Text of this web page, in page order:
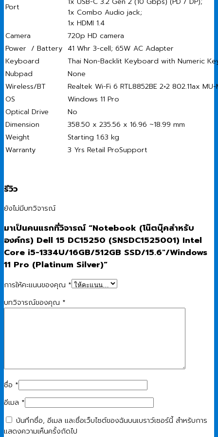
Port
1x Combo Audio jack;
1x HDMI 1.4
Camera
720p HD camera
Power / Battery 41 Whr 3-cell; 65W AC Adapter
Keyboard
Thai Non-Backlit Keyboard with Numeric
Nubpad
None
Wireless/BT
Realtek Wi-Fi 6 RTL8852BE 2×2 802.11ax
OS
Windows 11 Pro
Optical Drive
No
Dimension
358.50 x 235.56 x 16.96 ~18.99 mm
Weight
Starting 1.63 kg
Warranty
3 Yrs Retail ProSupport
รีวิว
ยังไม่มีบทวิจารณ์
มาเป็นคนแรกที่วิจารณ์ “Notebook (โน๊ตบุ๊คสำหรับ
องค์กร) Dell 15 DC15250 (SNSDC1525001) Intel
Core i5-1334U/16GB/512GB SSD/15.6″/Windows
11 Pro (Platinum Silver)”
การให้คะแนนของคุณ *
บทวิจารณ์ของคุณ *
ชื่อ *
อีเมล *
บันทึกชื่อ, อีเมล และชื่อเว็บไซต์ของฉันบนเบราว์เซอร์นี้ สำหรับการ
แสดงความเห็นครั้งถัดไป